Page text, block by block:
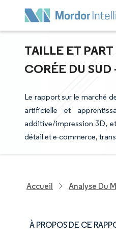
TAILLE ET
CORÉE DU
Le rapport sur le marché
artificielle et
additive/impression 3D,
détail et e-commerce,
Accueil Analyse Du
À PROPOS DE CE